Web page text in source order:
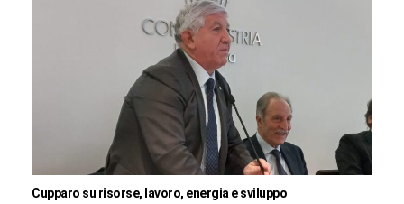
Cupparo su risorse, lavoro, energia e sviluppo